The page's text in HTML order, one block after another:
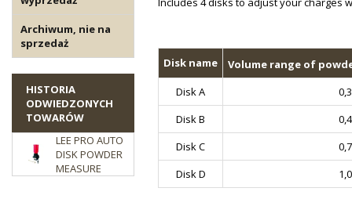
Archiwum, nie na
sprzedaż
HISTORIA
ODWIEDZONYCH
TOWARÓW
LEE PRO AUTO
DISK POWDER
MEASURE
Disk name
Volume range of
Disk A
Disk B
Disk C
Disk D